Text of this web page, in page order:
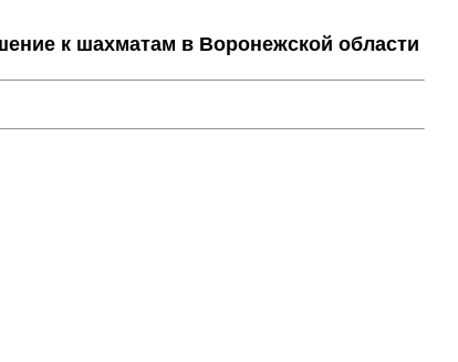
к шахматам в Воронежской области